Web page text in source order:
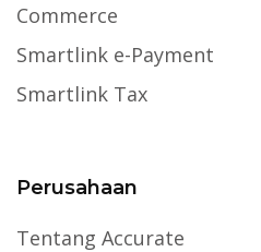
Commerce
Smartlink e-Payment
Smartlink Tax
Perusahaan
Tentang Accurate